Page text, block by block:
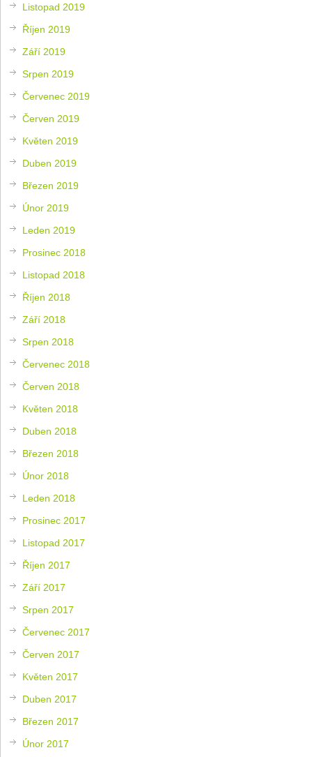
Listopad 2019
Říjen 2019
Září 2019
Srpen 2019
Červenec 2019
Červen 2019
Květen 2019
Duben 2019
Březen 2019
Únor 2019
Leden 2019
Prosinec 2018
Listopad 2018
Říjen 2018
Září 2018
Srpen 2018
Červenec 2018
Červen 2018
Květen 2018
Duben 2018
Březen 2018
Únor 2018
Leden 2018
Prosinec 2017
Listopad 2017
Říjen 2017
Září 2017
Srpen 2017
Červenec 2017
Červen 2017
Květen 2017
Duben 2017
Březen 2017
Únor 2017